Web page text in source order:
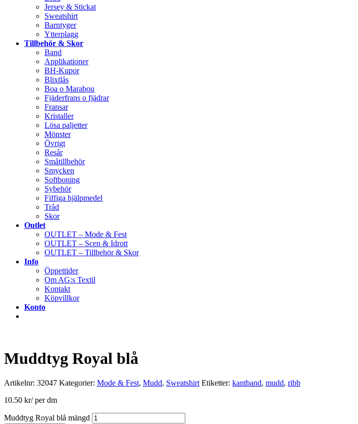
Jersey & Stickat
Sweatshirt
Barntyger
Ytterplagg
Tillbehör & Skor
Band
Applikationer
BH-Kupor
Blixtlås
Boa o Marabou
Fjäderfrans o fjädrar
Fransar
Kristaller
Lösa paljetter
Mönster
Övrigt
Resår
Småtillbehör
Smycken
Softboning
Sybehör
Fiffiga hjälpmedel
Tråd
Skor
Outlet
OUTLET – Mode & Fest
OUTLET – Scen & Idrott
OUTLET – Tillbehör & Skor
Info
Öppettider
Om AG:s Textil
Kontakt
Köpvillkor
Konto
Muddtyg Royal blå
Artikelnr: 32047 Kategorier: Mode & Fest, Mudd, Sweatshirt Etiketter: kantband, mudd, ribb
10.50 kr/ per dm
Muddtyg Royal blå mängd